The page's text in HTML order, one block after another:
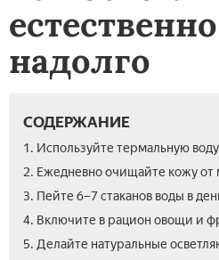
надолго
СОДЕРЖАНИЕ
1. Используйте термальную
2. Ежедневно очищайте кожу от
3. Пейте 6–7 стаканов воды в
4. Включите в рацион овощи и
5. Делайте натуральные